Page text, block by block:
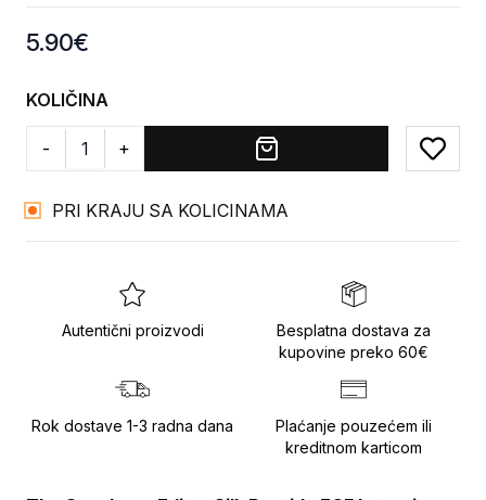
Product information
5.90€
KOLIČINA
- +
Add
PRI KRAJU SA KOLICINAMA
Autentični proizvodi
Besplatna dostava za
kupovine preko 60€
Rok dostave 1-3 radna dana
Plaćanje pouzećem ili
kreditnom karticom